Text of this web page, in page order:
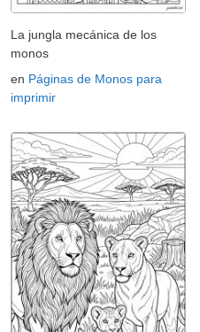
La jungla mecánica de los
monos
en Páginas de Monos para
imprimir